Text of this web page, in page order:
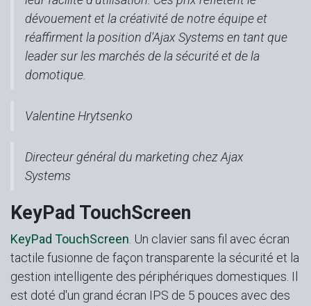
dévouement et la créativité de notre équipe et
réaffirment la position d'Ajax Systems en tant que
leader sur les marchés de la sécurité et de la
domotique.
Valentine Hrytsenko
Directeur général du marketing chez Ajax
Systems
KeyPad TouchScreen
KeyPad TouchScreen . Un clavier sans fil avec écran
tactile fusionne de façon transparente la sécurité et la
gestion intelligente des périphériques domestiques. Il
est doté d'un grand écran IPS de 5 pouces avec des